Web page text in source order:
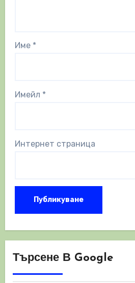
Име *
Имейл *
Интернет страница
Търсене В Google